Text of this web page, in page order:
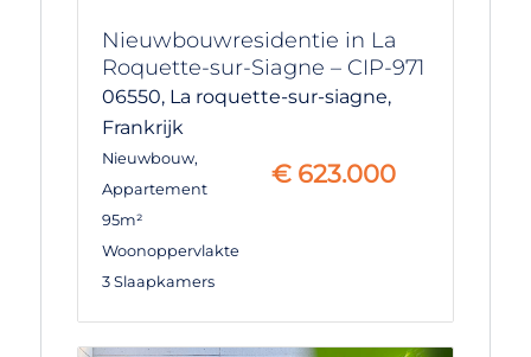
Nieuwbouwresidentie in La
Roquette-sur-Siagne – CIP-971
06550, La roquette-sur-siagne,
Frankrijk
Nieuwbouw,
Appartement
95m²
Woonoppervlakte
3 Slaapkamers
€ 623.000